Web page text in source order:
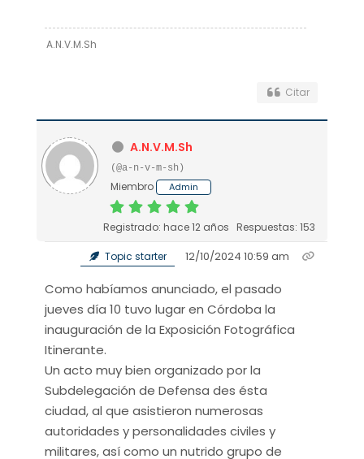
A.N.V.M.Sh
Citar
A.N.V.M.Sh
(@a-n-v-m-sh)
Miembro Admin
Registrado: hace 12 años Respuestas: 153
Topic starter 12/10/2024 10:59 am
Como habíamos anunciado, el pasado
jueves día 10 tuvo lugar en Córdoba la
inauguración de la Exposición Fotográfica
Itinerante.
Un acto muy bien organizado por la
Subdelegación de Defensa des ésta
ciudad, al que asistieron numerosas
autoridades y personalidades civiles y
militares, así como un nutrido grupo de